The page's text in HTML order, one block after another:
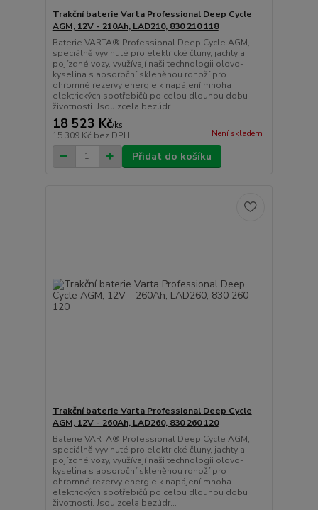
Trakční baterie Varta Professional Deep Cycle
AGM, 12V - 210Ah, LAD210, 830 210 118
Baterie VARTA® Professional Deep Cycle AGM,
speciálně vyvinuté pro elektrické čluny, jachty a
pojízdné vozy, využívají naši technologii olovo-
kyselina s absorpční skleněnou rohoží pro
ohromné rezervy energie k napájení mnoha
elektrických spotřebičů po celou dlouhou dobu
životnosti. Jsou zcela bezúdr...
18 523 Kč/ks
15 309 Kč bez DPH Není skladem
Přidat do košíku
Trakční baterie Varta Professional Deep Cycle
AGM, 12V - 260Ah, LAD260, 830 260 120
Baterie VARTA® Professional Deep Cycle AGM,
speciálně vyvinuté pro elektrické čluny, jachty a
pojízdné vozy, využívají naši technologii olovo-
kyselina s absorpční skleněnou rohoží pro
ohromné rezervy energie k napájení mnoha
elektrických spotřebičů po celou dlouhou dobu
životnosti. Jsou zcela bezúdr...